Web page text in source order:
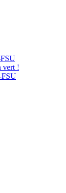
vert !
FSU